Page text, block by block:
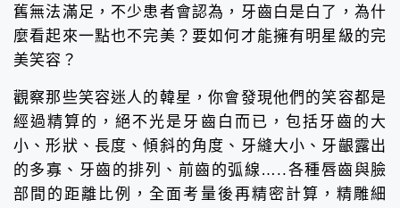
舊無法滿足，不少患者會認為，牙齒白是白了，為什
麼看起來一點也不完美？要如何才能擁有明星級的完
美笑容？
觀察那些笑容迷人的韓星，你會發現他們的笑容都是
經過精算的，絕不光是牙齒白而已，包括牙齒的大
小、形狀、長度、傾斜的角度、牙縫大小、牙齦露出
的多寡、牙齒的排列、前齒的弧線…..各種唇齒與臉
部間的距離比例，全面考量後再精密計算，精雕細